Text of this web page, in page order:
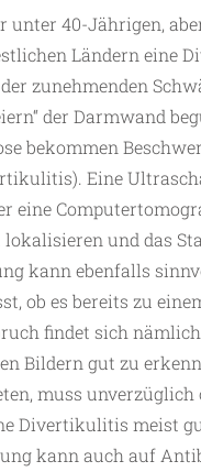
unter 40-Jährigen,
Ländern eine
zunehmenden
der Darmwand
bekommen
Eine
eine
und das
kann ebenfalls
ob es bereits zu
findet sich
Bildern gut zu
muss
Divertikulitis meist
kann auch auf